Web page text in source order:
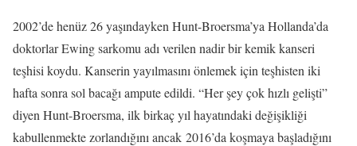
2002’de henüz 26 yaşındayken Hunt-Broersma’ya Hollanda’da
doktorlar Ewing sarkomu adı verilen nadir bir kemik kanseri
teşhisi koydu. Kanserin yayılmasını önlemek için teşhisten iki
hafta sonra sol bacağı ampute edildi. “Her şey çok hızlı gelişti”
diyen Hunt-Broersma, ilk birkaç yıl hayatındaki değişikliği
kabullenmekte zorlandığını ancak 2016’da koşmaya başladığını